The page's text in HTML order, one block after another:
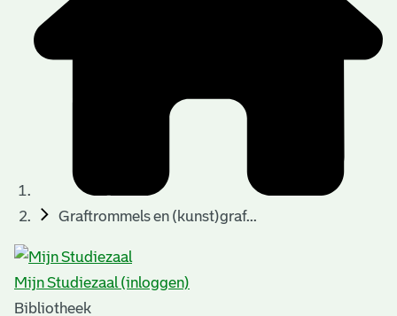
Graftrommels en (kunst)graf...
Mijn Studiezaal (inloggen)
Bibliotheek